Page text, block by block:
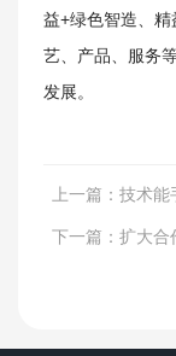
益+绿色智造、精
艺、产品、服务
发展。
上一篇：技术能
下一篇：扩大合